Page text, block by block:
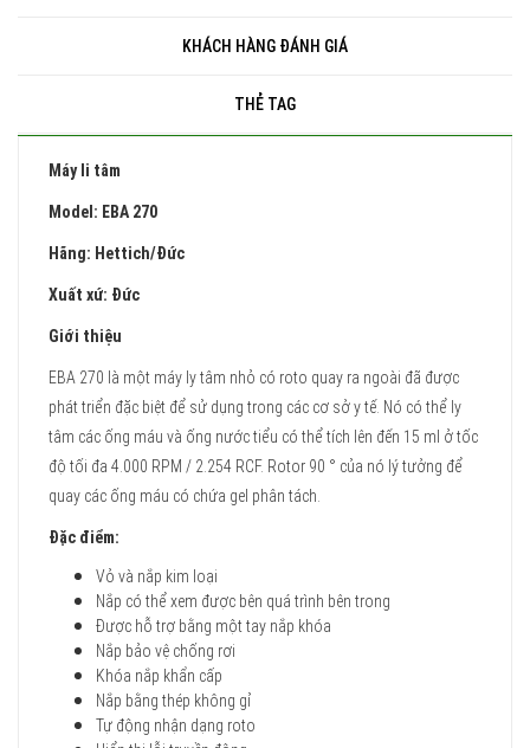
KHÁCH HÀNG ĐÁNH GIÁ
THẺ TAG
Máy li tâm
Model: EBA 270
Hãng: Hettich/Đức
Xuất xứ: Đức
Giới thiệu
EBA 270 là một máy ly tâm nhỏ có roto quay ra ngoài đã được
phát triển đặc biệt để sử dụng trong các cơ sở y tế. Nó có thể ly
tâm các ống máu và ống nước tiểu có thể tích lên đến 15 ml ở tốc
độ tối đa 4.000 RPM / 2.254 RCF. Rotor 90 ° của nó lý tưởng để
quay các ống máu có chứa gel phân tách.
Đặc điểm:
Vỏ và nắp kim loại
Nắp có thể xem được bên quá trình bên trong
Được hỗ trợ bằng một tay nắp khóa
Nắp bảo vệ chống rơi
Khóa nắp khẩn cấp
Nắp bằng thép không gỉ
Tự động nhận dạng roto